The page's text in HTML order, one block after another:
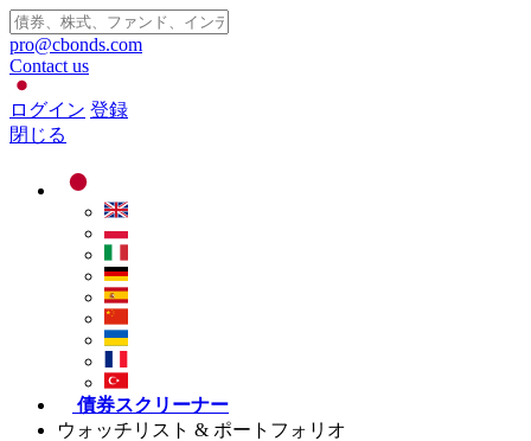
pro@cbonds.com
Contact us
ログイン 登録
閉じる
債券スクリーナー
ウォッチリスト & ポートフォリオ